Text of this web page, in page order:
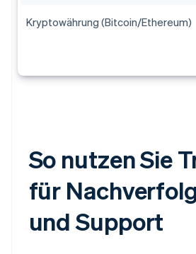
Kryptowährung (Bitcoin/Ethereum)
So nutzen Sie
für
und Support